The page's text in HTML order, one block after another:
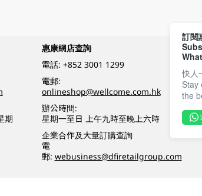
期
惠康網店查詢
電話: +852 3001 1299
電郵:
onlineshop@wellcome.com.hk
辦公時間:
星期一至日 上午九時至晚上六時
企業合作及大量訂購查詢
電
郵: webusiness@dfiretailgroup.com
訂閱
快人
Stay
the